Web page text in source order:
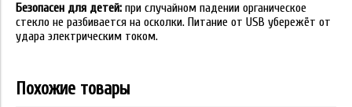
Безопасен для детей: при случайном падении органическое
стекло не разбивается на осколки. Питание от USB убережёт от
удара электрическим током.
Похожие товары